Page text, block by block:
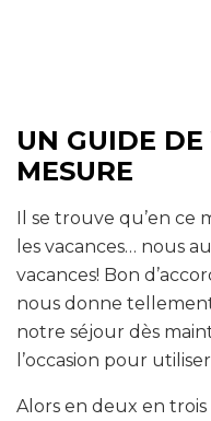
UN GUIDE DE
MESURE
Il se trouve qu’en ce
les vacances… nous
vacances! Bon
nous donne
notre séjour dès
l’occasion pour
Alors en deux en